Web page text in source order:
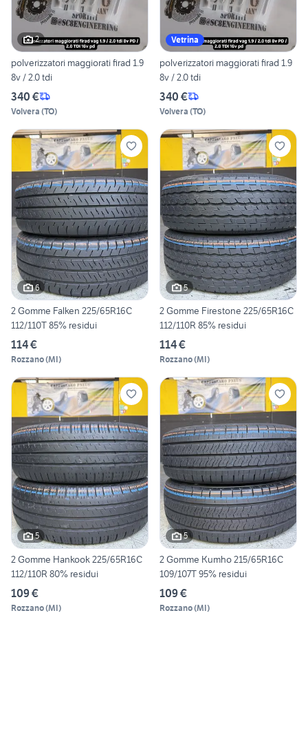
2
polverizzatori maggiorati firad 1.9
8v / 2.0 tdi
340 €
Volvera (TO)
Vetrina
polverizzatori maggiorati firad 1.9
8v / 2.0 tdi
340 €
Volvera (TO)
6
2 Gomme Falken 225/65R16C
112/110T 85% residui
114 €
Rozzano(MI)
5
2 Gomme Firestone 225/65R16C
112/110R 85% residui
114 €
Rozzano(MI)
5
2 Gomme Hankook 225/65R16C
112/110R 80% residui
109 €
Rozzano(MI)
5
2 Gomme Kumho 215/65R16C
109/107T 95% residui
109 €
Rozzano(MI)